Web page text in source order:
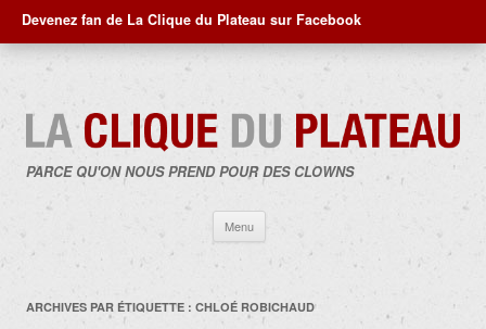
Devenez fan de La Clique du Plateau sur Facebook
PARCE QU'ON NOUS PREND POUR DES CLOWNS
Menu
contenu
ARCHIVES PAR ÉTIQUETTE : CHLOÉ ROBICHAUD